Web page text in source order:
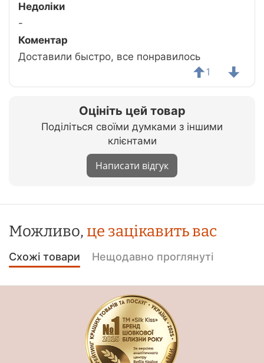
Недоліки
-
Коментар
Доставили быстро, все понравилось
1
Оцініть цей товар
Поділіться своїми думками з іншими
клієнтами
Написати відгук
Можливо, це зацікавить вас
Схожі товари Нещодавно проглянуті